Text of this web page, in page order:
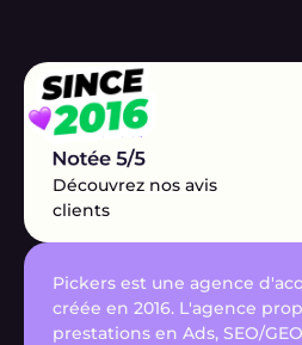
Découvrez nos avis
clients
Pickers est une agence
créée en 2016. L'agence
prestations en Ads, SEO/